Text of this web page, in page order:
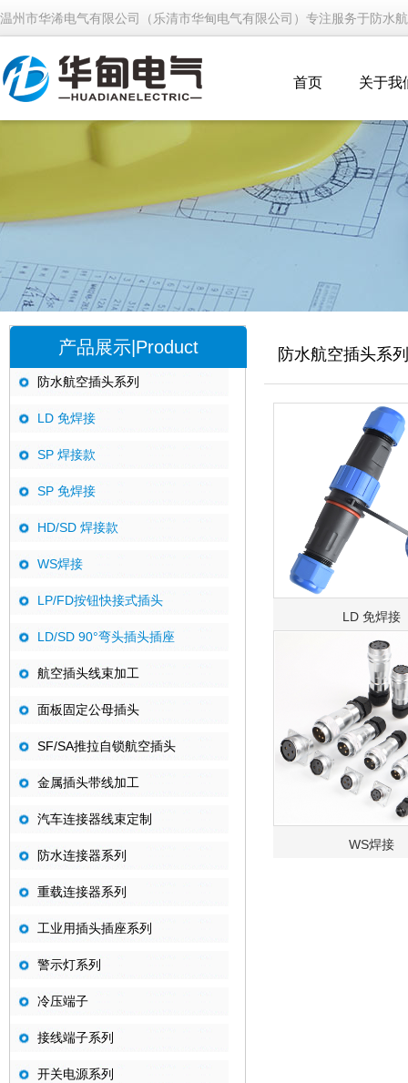
温州市华浠电气有限公司（乐清市华甸电气有限公司）专注服务于防水
首页 关于我
产品展示|Product
防水航空插头系列
LD 免焊接
SP 焊接款
SP 免焊接
HD/SD 焊接款
WS焊接
LP/FD按钮快接式插头
LD/SD 90°弯头插头插座
航空插头线束加工
面板固定公母插头
SF/SA推拉自锁航空插头
金属插头带线加工
汽车连接器线束定制
防水连接器系列
重载连接器系列
工业用插头插座系列
警示灯系列
冷压端子
接线端子系列
开关电源系列
防水航空插头系列
LD 免焊接
WS焊接